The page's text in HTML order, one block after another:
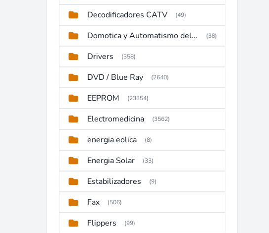
Decodificadores CATV (49)
Domotica y Automatismo del hogar (38)
Drivers (358)
DVD / Blue Ray (2640)
EEPROM (23354)
Electromedicina (3562)
energia eolica (8)
Energia Solar (33)
Estabilizadores (9)
Fax (506)
Flippers (99)